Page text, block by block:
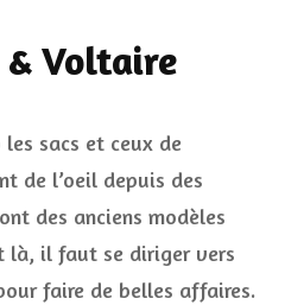
& Voltaire
les sacs et ceux de
de l’oeil depuis des
des anciens modèles
là, il faut se diriger vers
faire de belles affaires.